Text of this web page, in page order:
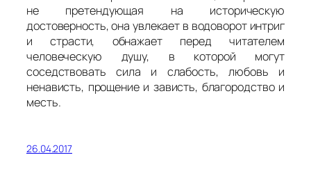
не претендующая на историческую
достоверность, она увлекает в водоворот интриг
и страсти, обнажает перед читателем
человеческую душу, в которой могут
соседствовать сила и слабость, любовь и
ненависть, прощение и зависть, благородство и
месть.
26.04.2017